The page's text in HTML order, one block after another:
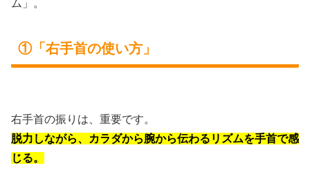
ム」。
①「右手首の使い方」
右手首の振りは、重要です。
脱力しながら、カラダから腕から伝わるリズムを手首で感
じる。